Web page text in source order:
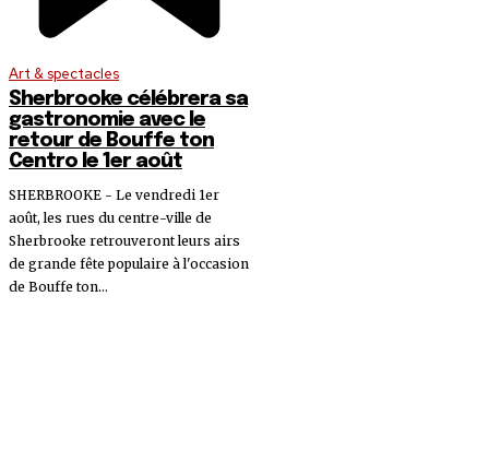
Art & spectacles
Sherbrooke célébrera sa
gastronomie avec le
retour de Bouffe ton
Centro le 1er août
SHERBROOKE - Le vendredi 1er
août, les rues du centre-ville de
Sherbrooke retrouveront leurs airs
de grande fête populaire à l'occasion
de Bouffe ton...